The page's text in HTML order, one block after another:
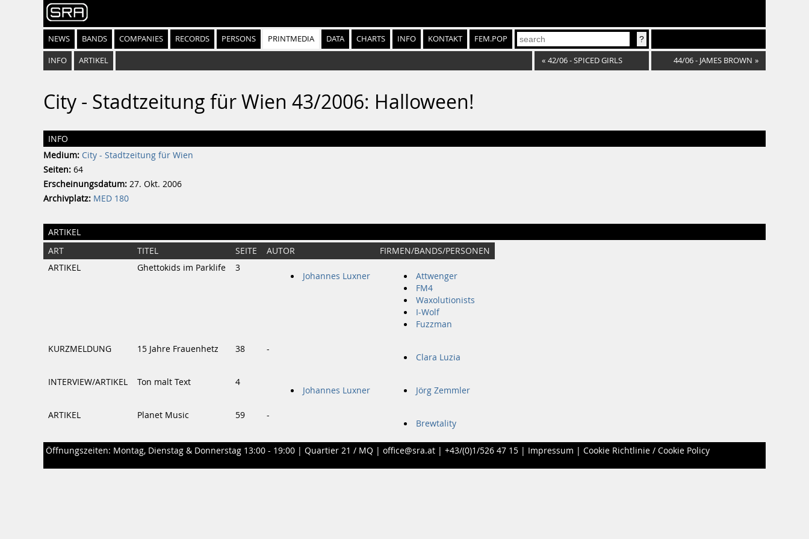
NEWS BANDS COMPANIES RECORDS PERSONS PRINTMEDIA DATA CHARTS INFO KONTAKT FEM.POP
INFO ARTIKEL « 42/06 - SPICED GIRLS 44/06 - JAMES BROWN »
City - Stadtzeitung für Wien 43/2006: Halloween!
INFO
Medium: City - Stadtzeitung für Wien
Seiten: 64
Erscheinungsdatum: 27. Okt. 2006
Archivplatz: MED 180
ARTIKEL
ART TITEL SEITE AUTOR
FIRMEN/BANDS/PERSONEN
ARTIKEL
Ghettokids im Parklife 3
Johannes Luxner
Attwenger
FM4
Waxolutionists
I-Wolf
Fuzzman
KURZMELDUNG 15 Jahre Frauenhetz 38 -
Clara Luzia
INTERVIEW/ARTIKEL Ton malt Text 4
Johannes Luxner Jörg Zemmler
ARTIKEL Planet Music 59 -
Brewtality
Öffnungszeiten: Montag, Dienstag & Donnerstag 13:00 - 19:00 | Quartier 21 / MQ | office@sra.at | +43/(0)1/526 47 15 | Impressum | Cookie Richtlinie / Cookie Policy